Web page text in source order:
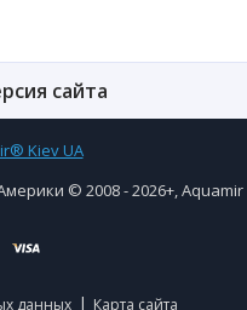
сайта
© 2008 - 2026+,
данных | Карта сайта